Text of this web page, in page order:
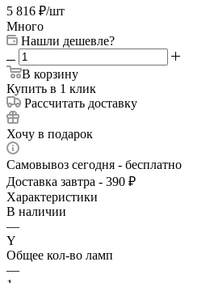
5 816 ₽/шт
Много
Нашли дешевле?
В корзину
Купить в 1 клик
Рассчитать доставку
Хочу в подарок
Самовывоз сегодня - бесплатно
Доставка завтра - 390 ₽
Характеристики
В наличии
—
Y
Общее кол-во ламп
—